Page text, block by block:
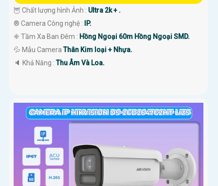
🦉 Chất lượng hình Ảnh : Ultra 2k + .
®️ Camera Công nghệ :
IP.
❈ Tầm Xa Ban Đêm : Hồng Ngoại 60m Hồng Ngoại SMD.
💦 Mẫu CameraThân Kim loại + Nhựa.
️🔈 Khả Năng :Thu Âm Và Loa.